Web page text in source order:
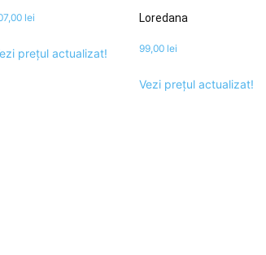
lei
prețul actualizat!
Loredana
99,00 lei
Vezi prețul actualizat!